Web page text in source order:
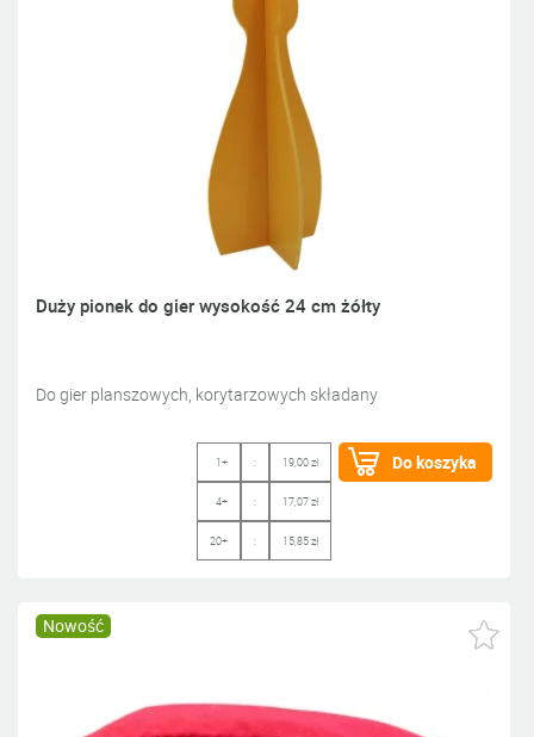
Duży pionek do gier wysokość 24 cm żółty
Do gier planszowych, korytarzowych składany
1+ : 19,00 zł
4+ : 17,07 zł
20+ : 15,85 zł
Do koszyka
Nowość